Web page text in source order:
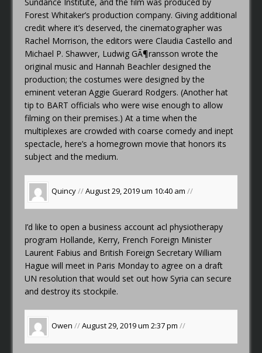
Forest Whitaker’s production company. Giving additional
credit where it’s deserved, the cinematographer was
Rachel Morrison, the editors were Claudia Castello and
Michael P. Shawver, Ludwig GÃ¶ransson wrote the
original music and Hannah Beachler designed the
production; the costumes were designed by the
eminent veteran Aggie Guerard Rodgers. (Another hat
tip to BART officials who were wise enough to allow
filming on their premises.) At a time when the
multiplexes are crowded with coarse comedy and inept
spectacle, here’s a homegrown movie that honors its
subject and the medium.
Quincy//August 29, 2019 um 10:40 am//
I’d like to open a business accountacl physiotherapy
program Hollande, Kerry, French Foreign Minister
Laurent Fabius and British Foreign Secretary William
Hague will meet in Paris Monday to agree on a draft
UN resolution that would set out how Syria can secure
and destroy its stockpile.
Owen //August 29, 2019 um 2:37 pm//